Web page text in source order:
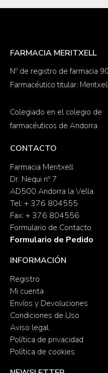
FARMACIA MERITXELL
Nº de registro de farmacia
Farmacéutico titular:
Colegiado en el colegio de
farmacéuticos de Andorra
CONTACTO
Farmacia Meritxell
Dr. Nequi nº 7
AD500 Andorra la Vella
Tel: + 376 804555
Fax: + 376 804556
Formulario de Contacto
Formulario de Pedido
INFORMACIÓN
Registro
Mi cuenta
Envíos y Devoluciones
Condiciones de Uso
Aviso legal
Política de privacidad
Política de cookies